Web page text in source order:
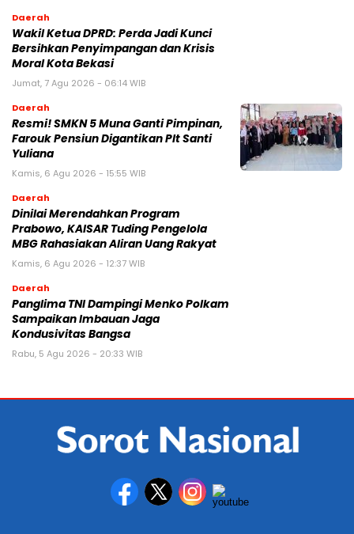
Daerah
Wakil Ketua DPRD: Perda Jadi Kunci
Bersihkan Penyimpangan dan Krisis
Moral Kota Bekasi
Jumat, 7 Agu 2026 - 06:14 WIB
Daerah
Resmi! SMKN 5 Muna Ganti Pimpinan,
Farouk Pensiun Digantikan Plt Santi
Yuliana
Kamis, 6 Agu 2026 - 15:55 WIB
Daerah
Dinilai Merendahkan Program
Prabowo, KAISAR Tuding Pengelola
MBG Rahasiakan Aliran Uang Rakyat
Kamis, 6 Agu 2026 - 12:37 WIB
Daerah
Panglima TNI Dampingi Menko Polkam
Sampaikan Imbauan Jaga
Kondusivitas Bangsa
Rabu, 5 Agu 2026 - 20:33 WIB